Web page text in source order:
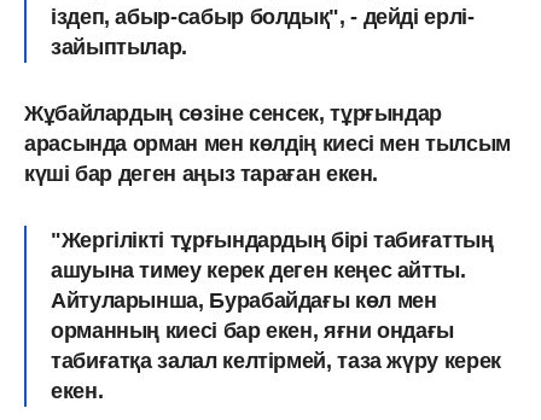
іздеп, абыр-сабыр болдық", - дейді ерлі-
зайыптылар.
Жұбайлардың сөзіне сенсек, тұрғындар
арасында орман мен көлдің киесі мен тылсым
күші бар деген аңыз тараған екен.
"Жергілікті тұрғындардың бірі табиғаттың
ашуына тимеу керек деген кеңес айтты.
Айтуларынша, Бурабайдағы көл мен
орманның киесі бар екен, яғни ондағы
табиғатқа залал келтірмей, таза жүру керек
екен.